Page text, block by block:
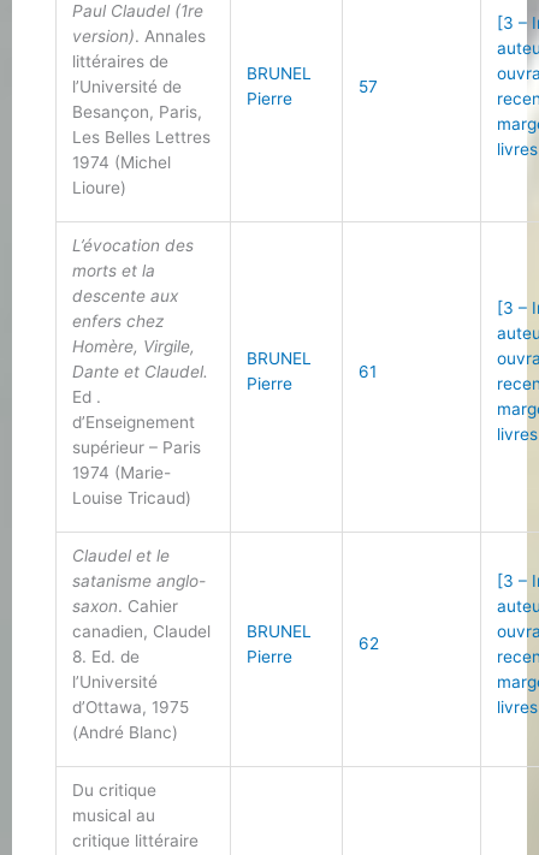
Paul Claudel (1re
version). Annales
littéraires de
l’Université de
Besançon, Paris,
Les Belles Lettres
1974 (Michel
Lioure)
BRUNEL
Pierre
57
[3 –
L’évocation des
morts et la
descente aux
enfers chez
Homère, Virgile,
Dante et Claudel.
Ed .
d’Enseignement
supérieur – Paris
1974 (Marie-
Louise Tricaud)
BRUNEL
Pierre
61
[3 –
Claudel et le
satanisme anglo-
saxon. Cahier
canadien, Claudel
8. Ed. de
l’Université
d’Ottawa, 1975
(André Blanc)
BRUNEL
Pierre
62
[3 –
Du critique
musical au
critique littéraire